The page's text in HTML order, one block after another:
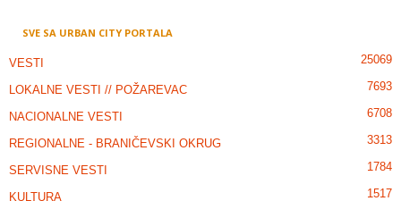
SVE SA URBAN CITY PORTALA
VESTI 25069
LOKALNE VESTI // POŽAREVAC 7693
NACIONALNE VESTI 6708
REGIONALNE - BRANIČEVSKI OKRUG 3313
SERVISNE VESTI 1784
KULTURA 1517